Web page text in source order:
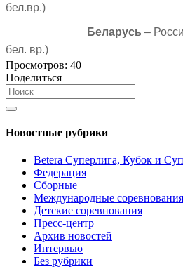
бел.вр.)
Беларусь –
бел. вр.)
Просмотров: 40
Поделиться
Новостные рубрики
Betera Суперлига, Кубок и
Федерация
Сборные
Международные соревнования
Детские соревнования
Пресс-центр
Архив новостей
Интервью
Без рубрики